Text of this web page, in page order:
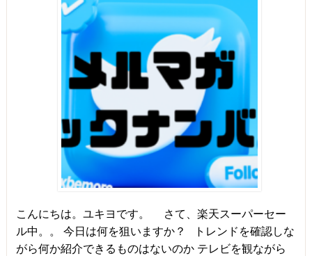
こんにちは。ユキヨです。 さて、楽天スーパーセー
ル中。。 今日は何を狙いますか？ トレンドを確認しな
がら何か紹介できるものはないのか テレビを観ながら